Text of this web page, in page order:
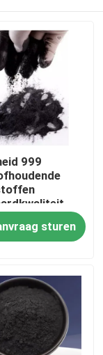
999
voor
Verwerking
Energie
sturen